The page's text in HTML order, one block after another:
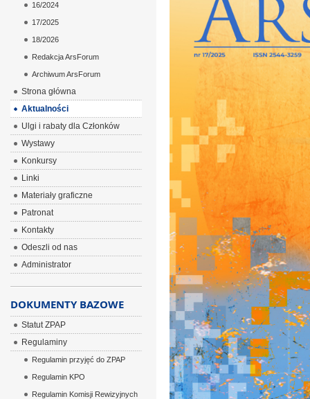
16/2024
17/2025
18/2026
Redakcja ArsForum
Archiwum ArsForum
Strona główna
Aktualności
Ulgi i rabaty dla Członków
Wystawy
Konkursy
Linki
Materiały graficzne
Patronat
Kontakty
Odeszli od nas
Administrator
DOKUMENTY BAZOWE
Statut ZPAP
Regulaminy
Regulamin przyjęć do ZPAP
Regulamin KPO
Regulamin Komisji Rewizyjnych